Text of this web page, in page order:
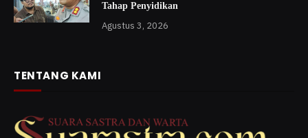
Tahap Penyidikan
Agustus 3, 2026
TENTANG KAMI